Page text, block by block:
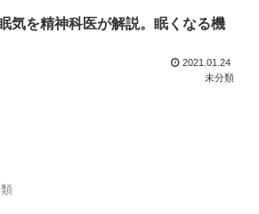
気を精神科医が解説。眠くなる機
2021.01.24
未分類